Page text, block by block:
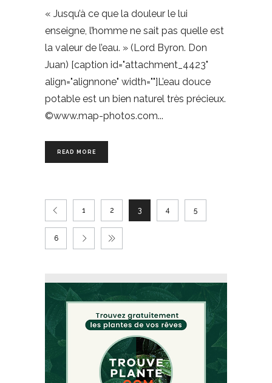
« Jusqu’à ce que la douleur le lui
enseigne, l’homme ne sait pas quelle est
la valeur de l’eau. » (Lord Byron. Don
Juan) [caption id="attachment_4423"
align="alignnone" width=""]L’eau douce
potable est un bien naturel très précieux.
©www.map-photos.com
READ MORE
1 2 3 4 5
6